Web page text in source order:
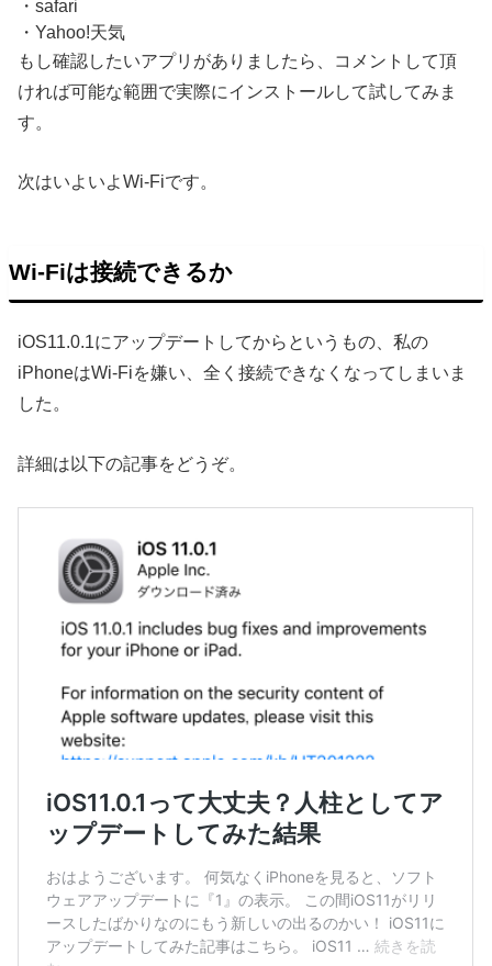
・safari
・Yahoo!天気
もし確認したいアプリがありましたら、コメントして頂
ければ可能な範囲で実際にインストールして試してみま
す。
次はいよいよWi-Fiです。
Wi-Fiは接続できるか
iOS11.0.1にアップデートしてからというもの、私の
iPhoneはWi-Fiを嫌い、全く接続できなくなってしまいま
した。
詳細は以下の記事をどうぞ。